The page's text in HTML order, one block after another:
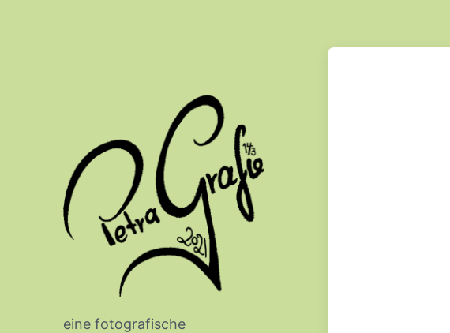
eine fotografische